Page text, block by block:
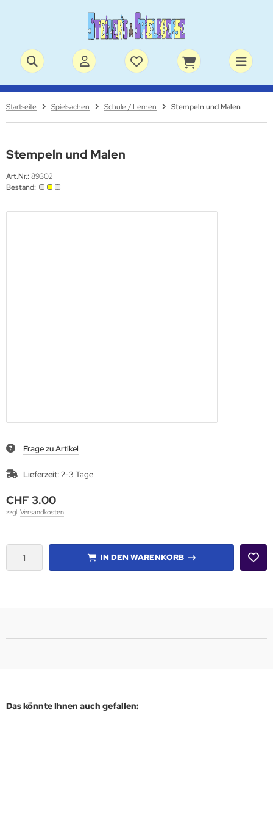
Startseite Spielsachen Schule / Lernen Stempeln und Malen
Stempeln und Malen
Art.Nr.: 89302
Bestand:
Frage zu Artikel
Lieferzeit:2-3 Tage
CHF 3.00
zzgl. Versandkosten
IN DEN WARENKORB
Das könnte Ihnen auch gefallen: